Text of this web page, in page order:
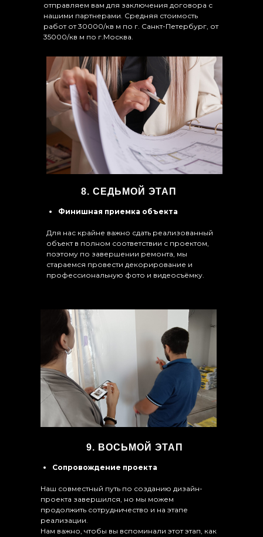
отправляем вам для заключения договора с
нашими партнерами. Средняя стоимость
работ от 30000/кв м по г. Санкт-Петербург, от
35000/кв м по г.Москва.
8. СЕДЬМОЙ ЭТАП
Сопровождение проекта
Наш совместный путь по созданию дизайн-
проекта завершился, но мы можем
продолжить сотрудничество и на этапе
реализации.
Нам важно, чтобы вы вспоминали этот этап, как
9. ВОСЬМОЙ ЭТАП
Финишная приемка объекта
Для нас крайне важно сдать реализованный
объект в полном соответствии с проектом,
поэтому по завершении ремонта, мы
стараемся провести декорирование и
профессиональную фото и видеосъёмку.